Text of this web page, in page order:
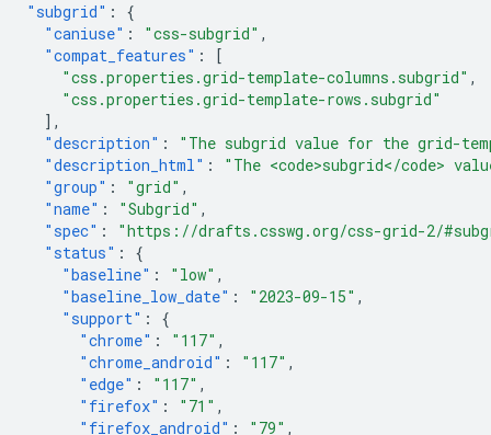
"subgrid" :
{
"caniuse" : "css-subgrid" ,
"compat_features" :
[
"css.properties.grid-template-columns.subgrid" ,
"css.properties.grid-template-rows.subgrid"
],
"description" :
"The subgrid value for the grid-
"description_html" :
"The <code>subgrid</code>
"group" : "grid" ,
"name" : "Subgrid" ,
"spec" :
"https://drafts.csswg.org/css-grid-2/
"status" :
{
"baseline" : "low" ,
"baseline_low_date" : "2023-09-15" ,
"support" :
{
"chrome" : "117" ,
"chrome_android" : "117" ,
"edge" : "117" ,
"firefox" : "71" ,
"firefox_android" : "79" ,